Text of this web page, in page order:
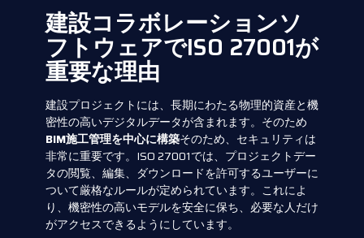
建設コラボレーションソ
フトウェアでISO 27001が
重要な理由
建設プロジェクトには、長期にわたる物理的資産と機
密性の高いデジタルデータが含まれます。そのため
BIM施工管理を中心に構築そのため、セキュリティは
非常に重要です。ISO 27001では、プロジェクトデー
タの閲覧、編集、ダウンロードを許可するユーザーに
ついて厳格なルールが定められています。これによ
り、機密性の高いモデルを安全に保ち、必要な人だけ
がアクセスできるようにしています。